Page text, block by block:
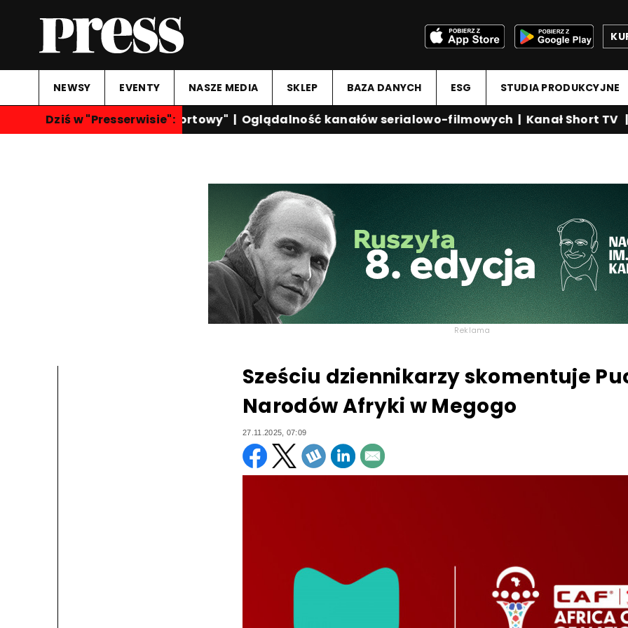
NEWSY EVENTY NASZE MEDIA SKLEP BAZA DANYCH ESG STUDIA PRODUKCYJNE
Dziś w "Presserwisie":
"Przegląd Sportowy"|Oglądalność kanałów serialowo-filmowych|Kanał Short TV |
Reklama
Sześciu dziennikarzy skomentuje
Narodów Afryki w Megogo
27.11.2025, 07:09